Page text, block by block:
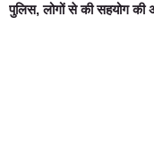
पुलिस, लोगों से की सहयोग की